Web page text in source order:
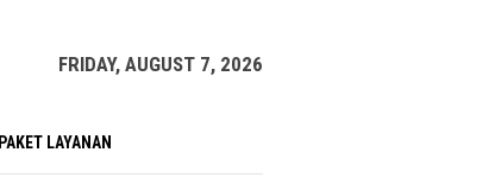
FRIDAY, AUGUST 7, 2026
PAKET LAYANAN